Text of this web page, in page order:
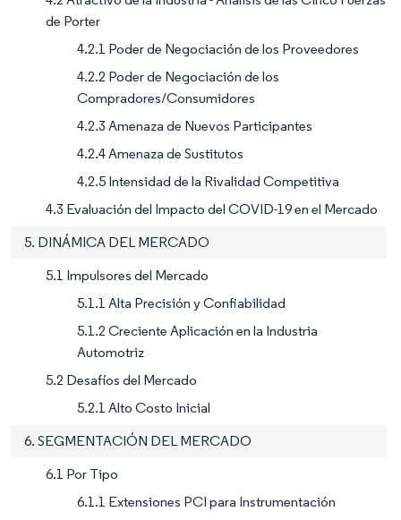
de Porter
4.2.1 Poder de Negociación de los Proveedores
4.2.2 Poder de Negociación de los
Compradores/Consumidores
4.2.3 Amenaza de Nuevos Participantes
4.2.4 Amenaza de Sustitutos
4.2.5 Intensidad de la Rivalidad Competitiva
4.3 Evaluación del Impacto del COVID-19 en el Mercado
5. DINÁMICA DEL MERCADO
5.1 Impulsores del Mercado
5.1.1 Alta Precisión y Confiabilidad
5.1.2 Creciente Aplicación en la Industria
Automotriz
5.2 Desafíos del Mercado
5.2.1 Alto Costo Inicial
6. SEGMENTACIÓN DEL MERCADO
6.1 Por Tipo
6.1.1 Extensiones PCI para Instrumentación